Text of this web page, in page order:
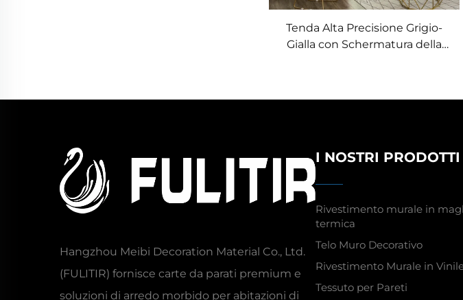
Tenda Alta Precisione Grigio-
Gialla con Schermatura della
Hangzhou Meibi Decoration Material Co., Ltd.
(FULITIR) fornisce carte da parati premium e
soluzioni di arredo morbido per abitazioni di
I NOSTRI PRODOTTI
Rivestimento murale in
termica
Telo Muro Decorativo
Rivestimento Murale in
Tessuto per Pareti